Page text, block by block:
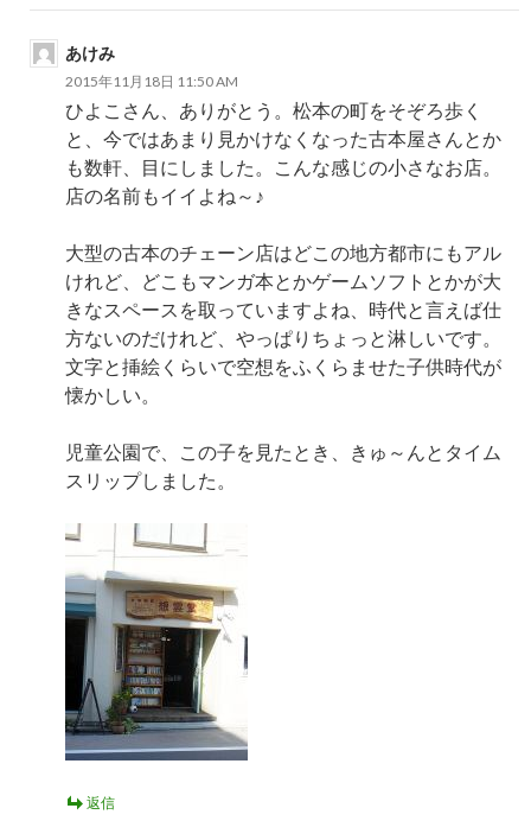
あけみ
2015年11月18日 11:50 AM
ひよこさん、ありがとう。松本の町をそぞろ歩く
と、今ではあまり見かけなくなった古本屋さんとか
も数軒、目にしました。こんな感じの小さなお店。
店の名前もイイよね～♪
大型の古本のチェーン店はどこの地方都市にもアル
けれど、どこもマンガ本とかゲームソフトとかが大
きなスペースを取っていますよね、時代と言えば仕
方ないのだけれど、やっぱりちょっと淋しいです。
文字と挿絵くらいで空想をふくらませた子供時代が
懐かしい。
児童公園で、この子を見たとき、きゅ～んとタイム
スリップしました。
返信